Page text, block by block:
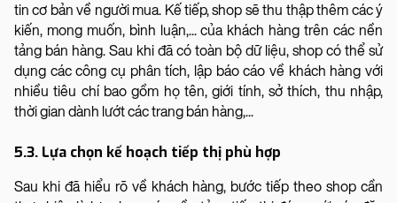
tin cơ bản về người mua. Kế tiếp, shop sẽ thu thập thêm các ý
kiến, mong muốn, bình luận,... của khách hàng trên các nền
tảng bán hàng. Sau khi đã có toàn bộ dữ liệu, shop có thể sử
dụng các công cụ phân tích, lập báo cáo về khách hàng với
nhiều tiêu chí bao gồm họ tên, giới tính, sở thích, thu nhập,
thời gian dành lướt các trang bán hàng,...
5.3. Lựa chọn kế hoạch tiếp thị phù hợp
Sau khi đã hiểu rõ về khách hàng, bước tiếp theo shop cần